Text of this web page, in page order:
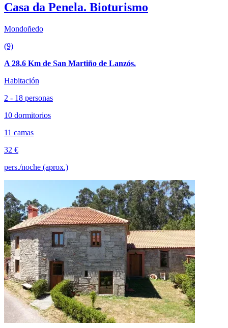
Casa da Penela. Bioturismo
Mondoñedo
(9)
A 28.6 Km de San Martiño de Lanzós.
Habitación
2 - 18 personas
10 dormitorios
11 camas
32 €
pers./noche (aprox.)